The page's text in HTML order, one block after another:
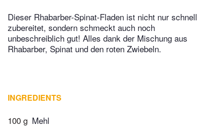
Dieser Rhabarber-Spinat-Fladen ist nicht nur schnell
zubereitet, sondern schmeckt auch noch
unbeschreiblich gut! Alles dank der Mischung aus
Rhabarber, Spinat und den roten Zwiebeln.
INGREDIENTS
100 g Mehl